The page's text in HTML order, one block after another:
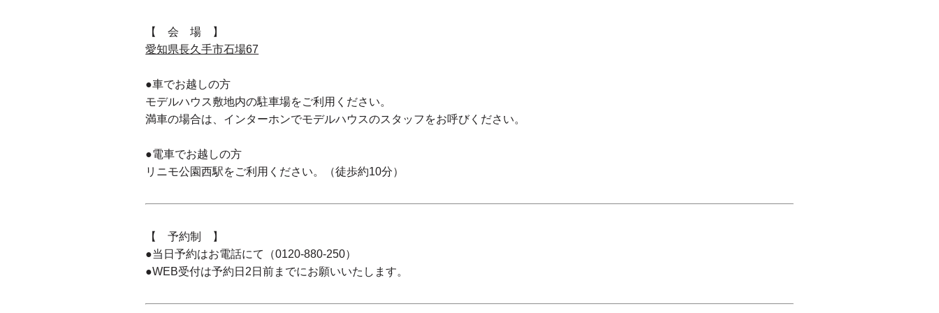
【 会 場 】
愛知県長久手市石場67
●車でお越しの方
モデルハウス敷地内の駐車場をご利用ください。
満車の場合は、インターホンでモデルハウスのスタッフをお呼びください。
●電車でお越しの方
リニモ公園西駅をご利用ください。（徒歩約10分）
【 予約制 】
●当日予約はお電話にて（0120-880-250）
●WEB受付は予約日2日前までにお願いいたします。